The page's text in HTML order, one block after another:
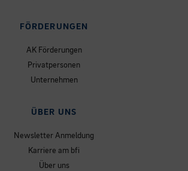
FÖRDERUNGEN
AK Förderungen
Privatpersonen
Unternehmen
ÜBER UNS
Newsletter Anmeldung
Karriere am bfi
Über uns